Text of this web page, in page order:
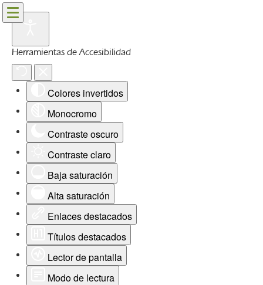
Herramientas de Accesibilidad
Colores invertidos
Monocromo
Contraste oscuro
Contraste claro
Baja saturación
Alta saturación
Enlaces destacados
Títulos destacados
Lector de pantalla
Modo de lectura